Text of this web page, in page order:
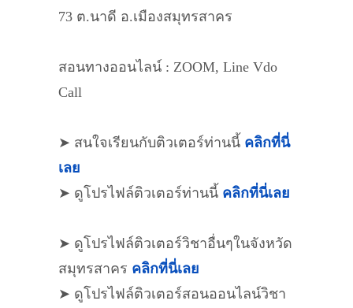
73 ต.นาดี อ.เมืองสมุทรสาคร​
สอนทางออนไลน์ : ZOOM, Line Vdo
Call
➤ สนใจเรียนกับติวเตอร์ท่านนี้ คลิกที่นี่
เลย
➤ ดูโปรไฟล์ติวเตอร์ท่านนี้ คลิกที่นี่เลย
➤ ดูโปรไฟล์ติวเตอร์วิชาอื่นๆในจังหวัด
สมุทรสาคร คลิกที่นี่เลย
➤ ดูโปรไฟล์ติวเตอร์สอนออนไลน์วิชา